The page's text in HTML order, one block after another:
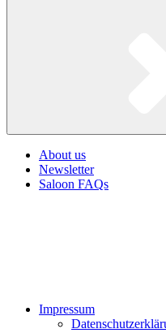
About us
Newsletter
Saloon FAQs
Impressum